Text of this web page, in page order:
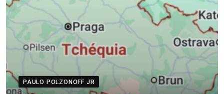
PAULO POLZONOFF JR